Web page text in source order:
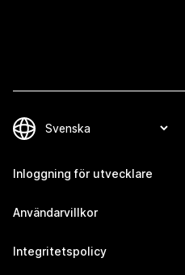
Inloggning för utvecklare
Användarvillkor
Integritetspolicy